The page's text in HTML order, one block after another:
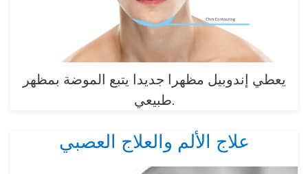
يعطي إندوبيل مظهرا جديدا يتبع الموضة بمظهر
طبيعي.
علاج الألم والعلاج العصبي